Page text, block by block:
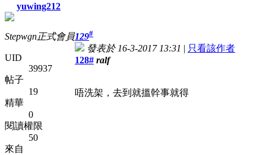
yuwing212
Stepwgn正式會員
UID
39937
帖子
19
精華
0
閱讀權限
50
來自
129#
發表於 16-3-2017 13:31 | 只看該作者
128# ralf
唔洗架，去到就搵幹事就得